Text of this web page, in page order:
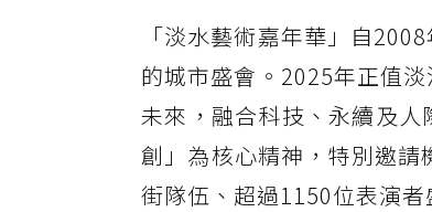
「淡水藝術嘉年華」自
的城市盛會。2025年正值
未來，融合科技、永續及
創」為核心精神，特別邀
街隊伍、超過1150位表演者